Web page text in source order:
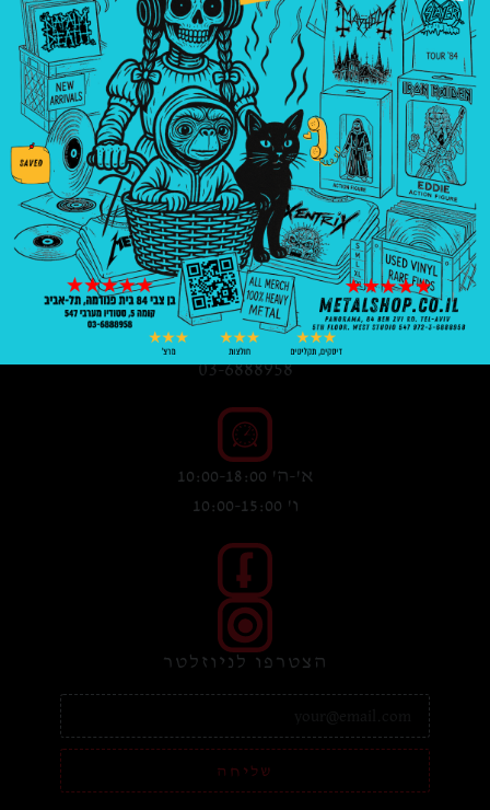
בחר
אפשרויות
הוספה
לסל
בניין פנורמה, בן צבי 84, ת"א קומה 5, סטודיו
547
03-6888958
א'-ה' 10:00-18:00
ו' 10:00-15:00
הצטרפו לניוזלטר
שליחה